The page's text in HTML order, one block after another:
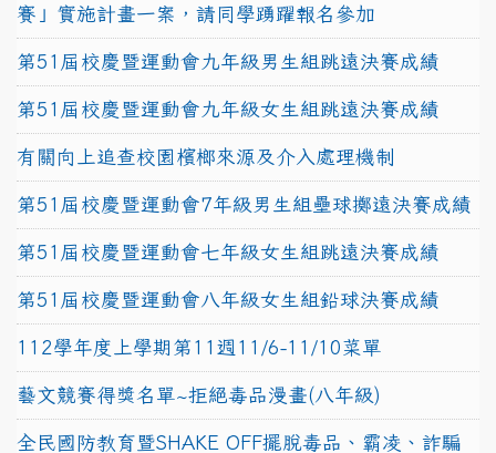
賽」實施計畫一案，請同學踴躍報名參加
第51屆校慶暨運動會九年級男生組跳遠決賽成績
第51屆校慶暨運動會九年級女生組跳遠決賽成績
有關向上追查校園檳榔來源及介入處理機制
第51屆校慶暨運動會7年級男生組壘球擲遠決賽成績
第51屆校慶暨運動會七年級女生組跳遠決賽成績
第51屆校慶暨運動會八年級女生組鉛球決賽成績
112學年度上學期第11週11/6-11/10菜單
藝文競賽得獎名單~拒絕毒品漫畫(八年級)
全民國防教育暨SHAKE OFF擺脫毒品、霸凌、詐騙